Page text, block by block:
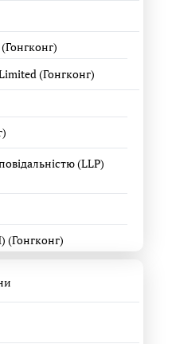
(Гонгконг)
(LLP)
(Гонгконг)